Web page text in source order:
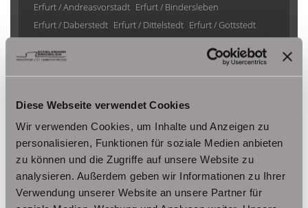
Diese Webseite verwendet Cookies
Wir verwenden Cookies, um Inhalte und Anzeigen zu
personalisieren, Funktionen für soziale Medien anbieten
zu können und die Zugriffe auf unsere Website zu
analysieren. Außerdem geben wir Informationen zu Ihrer
Verwendung unserer Website an unsere Partner für
Erfurt / Andreasvorstadt Erfurt / Bindersleben
Erfurt / Daberstedt Erfurt / Dittelstedt Erfurt / Gottstedt
Erfurt / Löbervorstadt
Erfurt / Molsdorf Erfurt / Möbisburg-Rhoda
Erfurt/ Johannesvorstadt Erfurt/ Niedernissa
Erfurt/ Salomonsborn Erfurt/ Vieselbach
Gotha
Großheringen
Herbsleben
Ichtershausen
Kutzleben / Lützensömmern